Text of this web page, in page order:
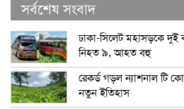
সর্বশেষ সংবাদ
ঢাকা-সিলেট মহাসড়কে দুই
নিহত ৯, আহত বহু
রেকর্ড গড়ল ন্যাশনাল টি
নতুন ইতিহাস